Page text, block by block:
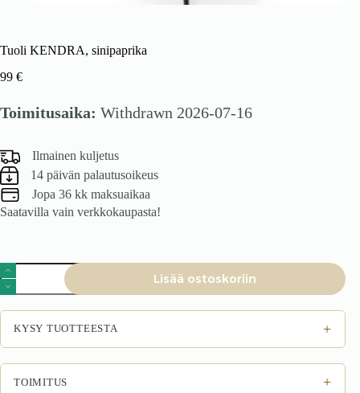
Tuoli KENDRA, sinipaprika
99 €
Toimitusaika: Withdrawn 2026-07-16
Ilmainen kuljetus
14 päivän palautusoikeus
Jopa 36 kk maksuaikaa
Saatavilla vain verkkokaupasta!
Tuoli
KENDRA,
sinipaprika
määrä
Lisää ostoskoriin
KYSY TUOTTEESTA +
TOIMITUS +